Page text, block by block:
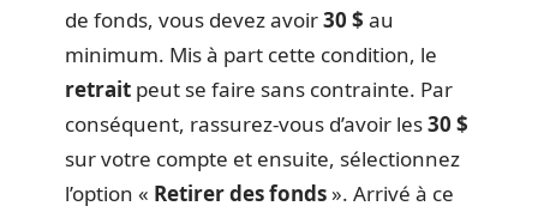
de fonds, vous devez avoir30 $ au
minimum. Mis à part cette condition, le
retrait peut se faire sans contrainte. Par
conséquent, rassurez-vous d’avoir les30 $
sur votre compte et ensuite, sélectionnez
l’option « Retirer des fonds ». Arrivé à ce